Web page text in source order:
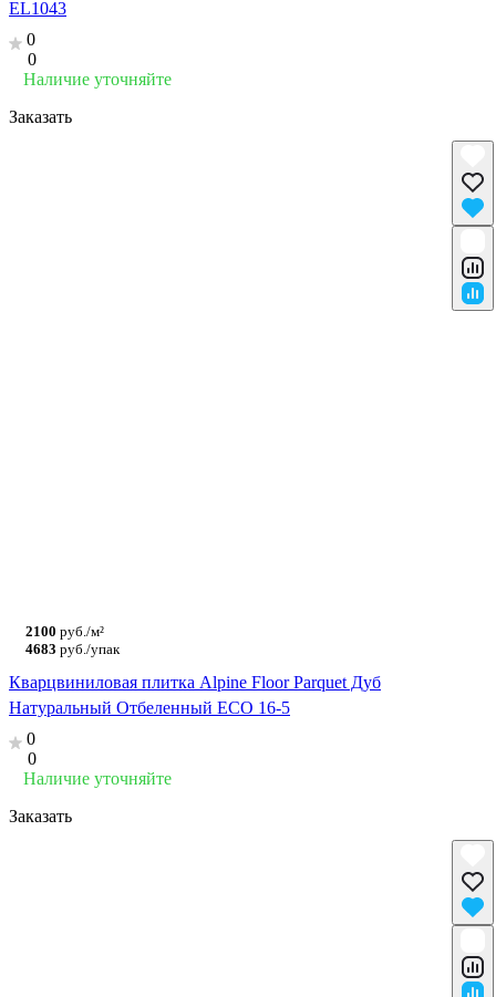
EL1043
0
0
Наличие уточняйте
Заказать
2100 руб./м²
4683 руб./упак
Кварцвиниловая плитка Alpine Floor Parquet Дуб
Натуральный Отбеленный ECO 16-5
0
0
Наличие уточняйте
Заказать